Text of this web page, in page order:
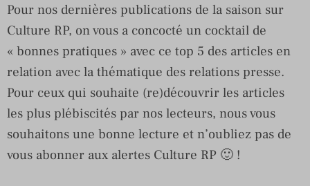
Pour nos dernières publications de la saison sur
Culture RP, on vous a concocté un cocktail de
« bonnes pratiques » avec ce top 5 des articles en
relation avec la thématique des relations presse.
Pour ceux qui souhaite (re)découvrir les articles
les plus plébiscités par nos lecteurs, nous vous
souhaitons une bonne lecture et n’oubliez pas de
vous abonner aux alertes Culture RP 🙂 !